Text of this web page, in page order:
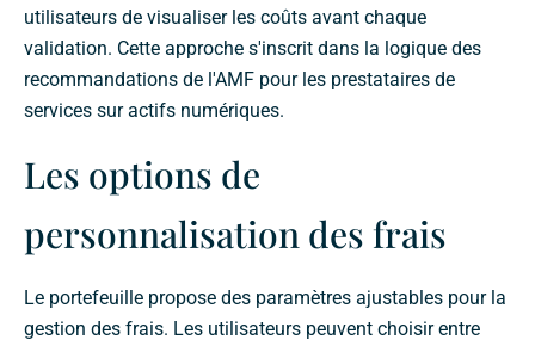
utilisateurs de visualiser les coûts avant chaque
validation. Cette approche s'inscrit dans la logique des
recommandations de l'AMF pour les prestataires de
services sur actifs numériques.
Les options de
personnalisation des frais
Le portefeuille propose des paramètres ajustables pour la
gestion des frais. Les utilisateurs peuvent choisir entre